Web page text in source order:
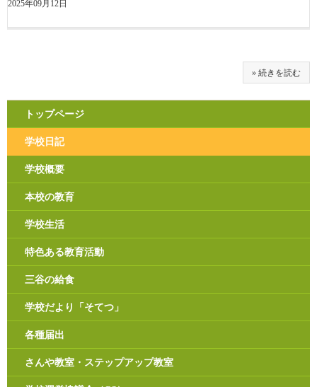
2025年09月12日
» 続きを読む
トップページ
学校日記
学校概要
本校の教育
学校生活
特色ある教育活動
三谷の給食
学校だより「そてつ」
各種届出
さんや教室・ステップアップ教室